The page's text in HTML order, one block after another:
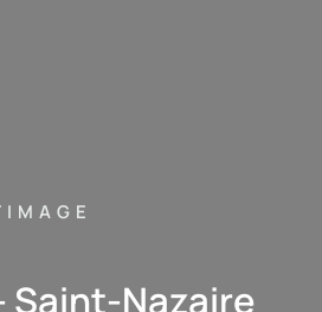
Saint-Nazaire